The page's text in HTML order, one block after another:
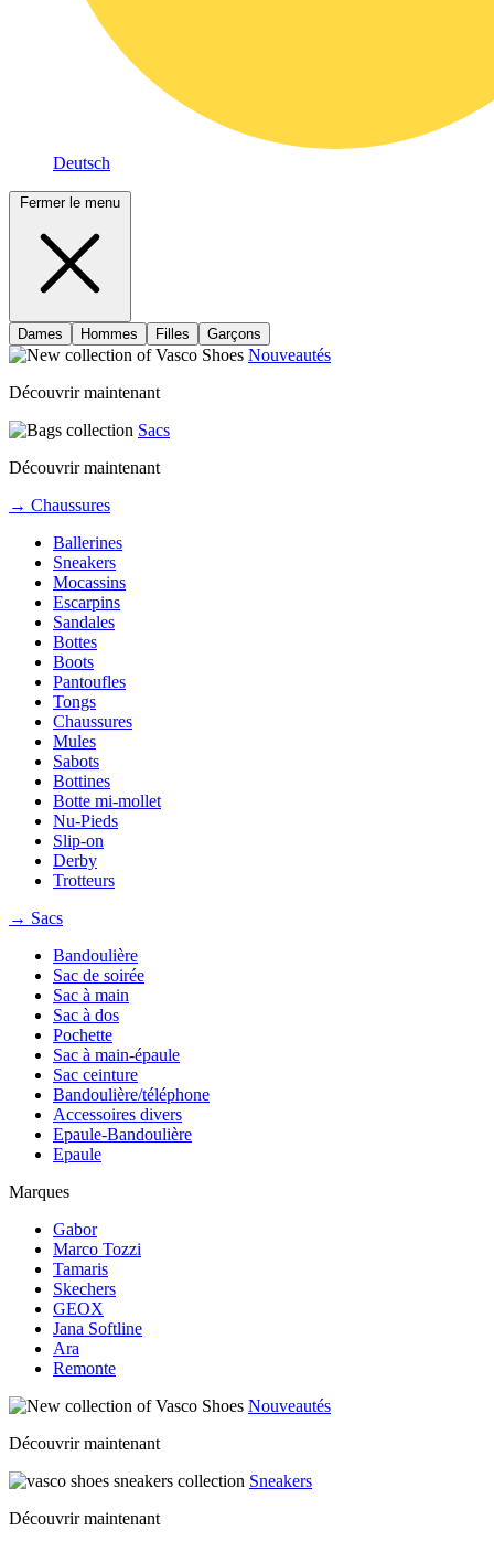
Deutsch
Fermer le menu
Dames Hommes Filles Garçons
Nouveautés
Découvrir maintenant
Sacs
Découvrir maintenant
→ Chaussures
Ballerines
Sneakers
Mocassins
Escarpins
Sandales
Bottes
Boots
Pantoufles
Tongs
Chaussures
Mules
Sabots
Bottines
Botte mi-mollet
Nu-Pieds
Slip-on
Derby
Trotteurs
→ Sacs
Bandoulière
Sac de soirée
Sac à main
Sac à dos
Pochette
Sac à main-épaule
Sac ceinture
Bandoulière/téléphone
Accessoires divers
Epaule-Bandoulière
Epaule
Marques
Gabor
Marco Tozzi
Tamaris
Skechers
GEOX
Jana Softline
Ara
Remonte
Nouveautés
Découvrir maintenant
Sneakers
Découvrir maintenant